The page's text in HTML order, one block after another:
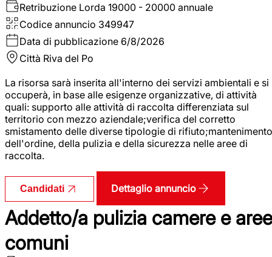
Retribuzione Lorda 19000 - 20000 annuale
Codice annuncio 349947
Data di pubblicazione 6/8/2026
Città Riva del Po
La risorsa sarà inserita all'interno dei servizi ambientali e si
occuperà, in base alle esigenze organizzative, di attività
quali: supporto alle attività di raccolta differenziata sul
territorio con mezzo aziendale;verifica del corretto
smistamento delle diverse tipologie di rifiuto;mantenimento
dell'ordine, della pulizia e della sicurezza nelle aree di
raccolta.
Candidati Dettaglio annuncio
Addetto/a pulizia camere e aree
comuni